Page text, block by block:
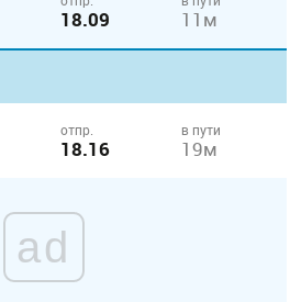
18.09 11м
отпр.
18.16
в пути
19м
ad